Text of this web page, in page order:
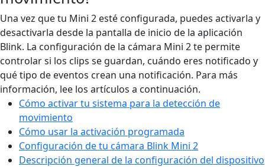
Una vez que tu Mini 2 esté configurada, puedes activarla y
desactivarla desde la pantalla de inicio de la aplicación
Blink. La configuración de la cámara Mini 2 te permite
controlar si los clips se guardan, cuándo eres notificado y
qué tipo de eventos crean una notificación. Para más
información, lee los artículos a continuación.
Cómo activar tu sistema para la detección de
movimiento
Cómo usar la activación programada
Configuración de tu cámara Blink Mini 2
Descripción general de la configuración del dispositivo